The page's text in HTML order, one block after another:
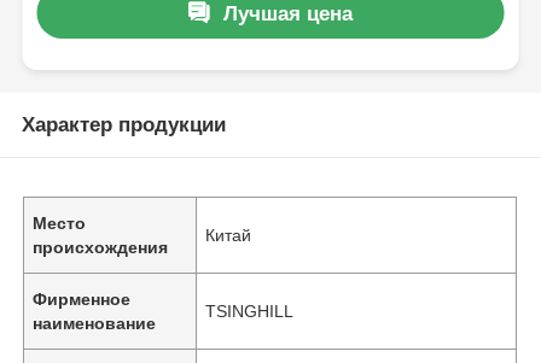
Лучшая цена
Характер продукции
Место
происхождения
Китай
Фирменное
наименование
TSINGHILL